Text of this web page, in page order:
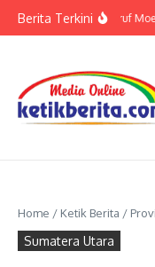
Berita Terkini
Ameriza Ma’ruf Moesa
Home / Ketik Berita /
Sumatera Utara